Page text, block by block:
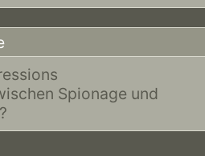
Spionage und